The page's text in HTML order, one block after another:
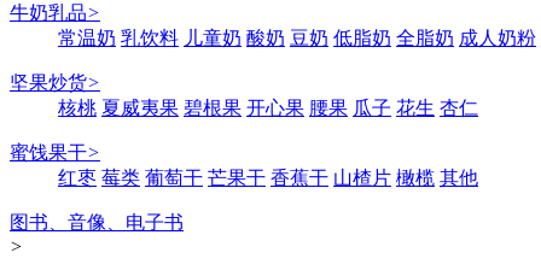
牛奶乳品>
常温奶 乳饮料 儿童奶 酸奶 豆奶 低脂奶 全脂奶 成人奶粉
坚果炒货>
核桃 夏威夷果 碧根果 开心果 腰果 瓜子 花生 杏仁
蜜饯果干>
红枣 莓类 葡萄干 芒果干 香蕉干 山楂片 橄榄 其他
图书、音像、电子书
>